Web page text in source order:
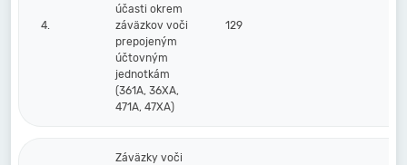
4.
účasti okrem
záväzkov voči
prepojeným
účtovným
jednotkám
(361A, 36XA,
471A, 47XA)
129
Záväzky voči